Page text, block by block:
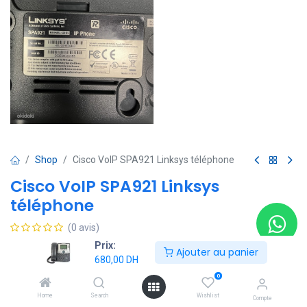
Prix:
680,00 DH
Ajouter au panier
Home Search
0
Wishlist Compte
Shop Cisco VoIP SPA921 Linksys téléphone
Cisco VoIP SPA921 Linksys
téléphone
(0 avis)
- Display: 128x64 Pixel, Monochrome
- Headset Jack: 2.5mm
- Ethernet: 10BASE-T RJ-45
- Power: 5 VDC Universal (100-240V) (Sold Separately - See